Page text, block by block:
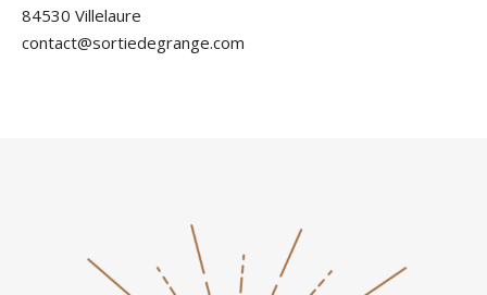
84530 Villelaure
contact@sortiedegrange.com